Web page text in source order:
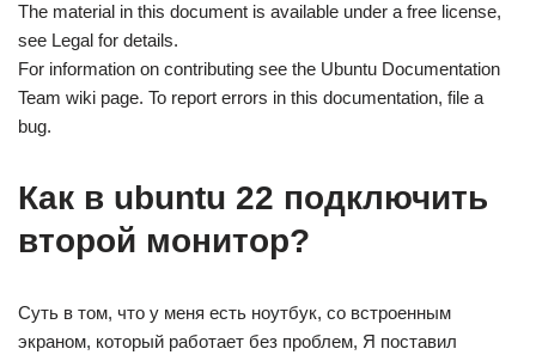
The material in this document is available under a free license,
see Legal for details.
For information on contributing see the Ubuntu Documentation
Team wiki page. To report errors in this documentation, file a
bug.
Как в ubuntu 22 подключить
второй монитор?
Суть в том, что у меня есть ноутбук, со встроенным
экраном, который работает без проблем, Я поставил